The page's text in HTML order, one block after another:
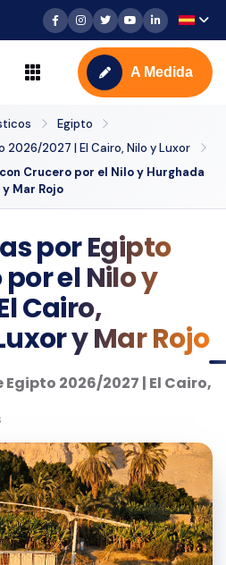
A Medida
Egipto
2027 | El Cairo, Nilo y Luxor
Crucero por el Nilo y Hurghada
Mar Rojo
por Egipto
el Nilo y
Cairo,
y Mar Rojo
2026/2027 | El Cairo,